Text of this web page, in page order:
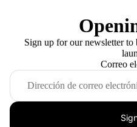
Sign up for our newsletter
Correo